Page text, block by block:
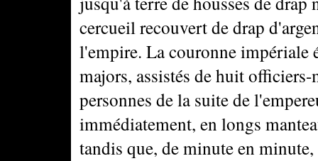
cercueil recouvert de drap
l'empire. La couronne impériale
majors, assistés de huit
personnes de la suite de
immédiatement, en longs
tandis que, de minute en